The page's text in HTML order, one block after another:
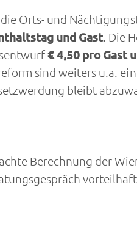
Orts- und
und Gast. Die
€ 4,50 pro Gast
sind weiters u.a.
bleibt
Berechnung der